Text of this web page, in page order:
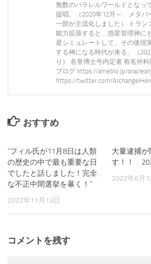
無数のパラレルワールドとなっ
提唱。（2020年12月～ メタバ
一部が主流化しました） トラン
能力拡張すると、惑星管理神に
星シミュレートして、その後現
する神になる時代が来る。（
り） 名誉博士号内定者 有名外
ブログ https://ameblo.jp/
https://twitter.com/
おすすめ
”フィル氏が11月8日は人類
の歴史の中で最も重要な日
でしたと話しました！完全
な不正中間選挙を暴く！”
2022年11月13日
大量逮捕
す！！
2022年6月
コメントを残す